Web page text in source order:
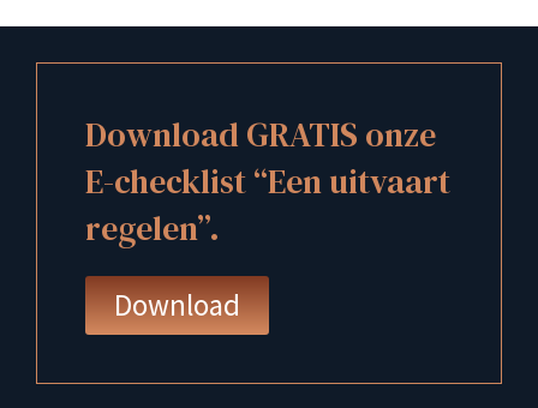
Download GRATIS onze
E-checklist “Een uitvaart
regelen”.
Download